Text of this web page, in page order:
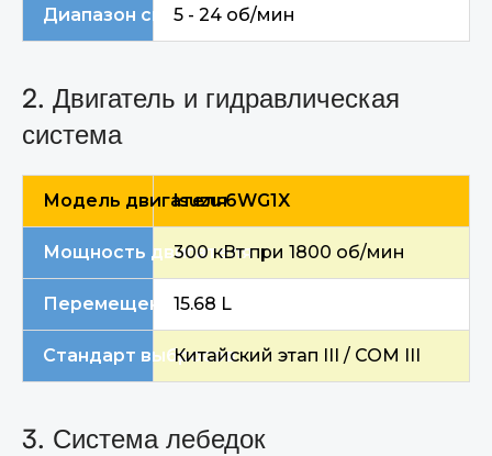
Диапазон скоростей вращения
5 - 24 об/мин
2. Двигатель и гидравлическая
система
Модель двигателяIsuzu 6WG1X
Мощность двигателя300 кВт при 1800 об/мин
Перемещение15.68 L
Стандарт выбросовКитайский этап III / COM III
3. Система лебедок